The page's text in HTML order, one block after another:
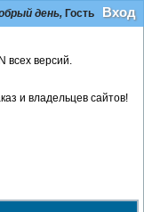
день, Гость Вход
всех версий.
и владельцев сайтов!